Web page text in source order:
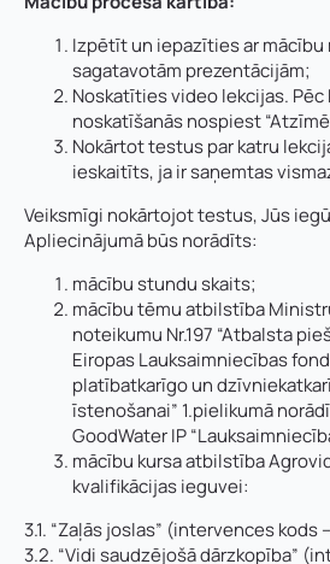
Izpētīt un iepazīties ar
sagatavotām prezentācijām;
Noskatīties video lekcijas.
noskatīšanās nospiest
Nokārtot testus par katru
ieskaitīts, ja ir saņemtas
Veiksmīgi nokārtojot testus, Jūs
Apliecinājumā būs norādīts:
mācību stundu skaits;
mācību tēmu atbilstība
noteikumu Nr.197 “Atbalsta
Eiropas Lauksaimniecības
platībatkarīgo un
īstenošanai” 1.pielikumā
GoodWater IP
mācību kursa atbilstība
kvalifikācijas ieguvei:
3.1. “Zaļās joslas” (intervences kods –
3.2. “Vidi saudzējošā dārzkopība”
Vārds*
Uzvārds*
Telefons*
E-pasts*
Vārds, uzvārds*
Uzņēmuma reģistrācijas numurs:
v
ā
E-pasta adrese:*
Kontakttālrunis*
Pamatnozare